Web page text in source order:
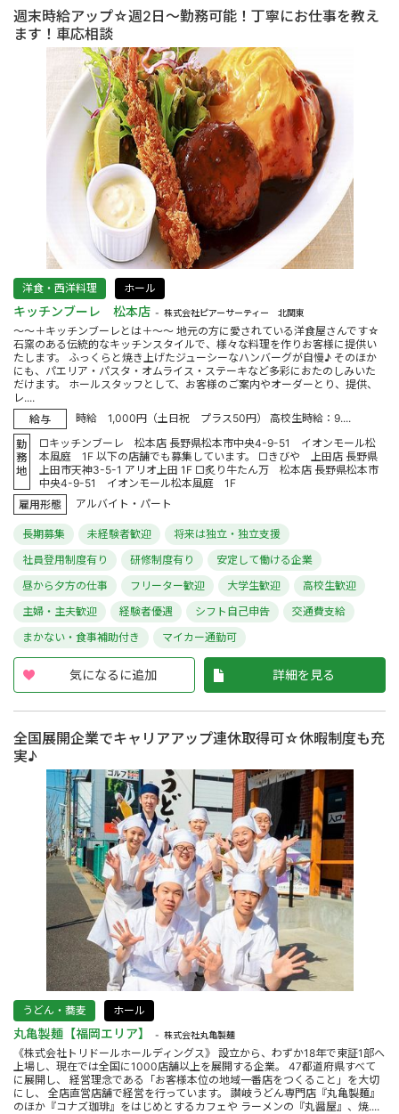
週末時給アップ☆週2日～勤務可能！丁寧にお仕事を教え
ます！車応相談
洋食・西洋料理 ホール
キッチンブーレ 松本店 株式会社ピアーサーティー 北関東
～～＋キッチンブーレとは＋～～ 地元の方に愛されている洋食屋さんです☆
石窯のある伝統的なキッチンスタイルで、様々な料理を作りお客様に提供い
たします。 ふっくらと焼き上げたジューシーなハンバーグが自慢♪ そのほか
にも、パエリア・パスタ・オムライス・ステーキなど多彩におたのしみいた
だけます。 ホールスタッフとして、お客様のご案内やオーダーとり、提供、
レ....
給与
時給 1,000円（土日祝 プラス50円） 高校生時給：9....
勤
務
地
□キッチンブーレ 松本店 長野県松本市中央4-9-51 イオンモール松
本風庭 1F 以下の店舗でも募集しています。 □きびや 上田店 長野県
上田市天神3-5-1 アリオ上田 1F □炙り牛たん万 松本店 長野県松本市
中央4-9-51 イオンモール松本風庭 1F
雇用形態
アルバイト・パート
長期募集 未経験者歓迎
将来は独立・独立支援
社員登用制度有り
研修制度有り
安定して働ける企業
昼から夕方の仕事
フリーター歓迎 大学生歓迎
高校生歓迎
主婦・主夫歓迎
経験者優遇 シフト自己申告
交通費支給
まかない・食事補助付き
マイカー通勤可
気になるに追加 詳細を見る
全国展開企業でキャリアアップ連休取得可☆休暇制度も充
実♪
うどん・蕎麦 ホール
丸亀製麺【福岡エリア】 株式会社丸亀製麺
《株式会社トリドールホールディングス》 設立から、わずか18年で東証1部へ
上場し、現在では全国に1000店舗以上を展開する企業。 47都道府県すべて
に展開し、 経営理念である「お客様本位の地域一番店をつくること」を大切
にし、 全店直営店舗で経営を行っています。 讃岐うどん専門店『丸亀製麺』
のほか『コナズ珈琲』をはじめとするカフェや ラーメンの『丸醤屋』、焼....